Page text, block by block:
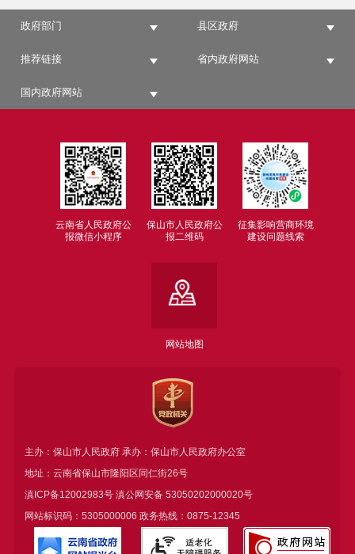
政府部门 县区政府
推荐链接 省内政府网站
国内政府网站
云南省人民政府公
报微信小程序
保山市人民政府公
报二维码
征集影响营商环境
建设问题线索
网站地图
主办：保山市人民政府 承办：保山市人民政府办公室
地址：云南省保山市隆阳区同仁街26号
滇ICP备12002983号滇公网安备 53050202000020号
网站标识码：5305000006 政务热线：0875-12345